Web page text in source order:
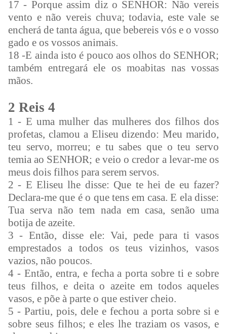
17 - Porque assim diz o SENHOR: Não vereis
vento e não vereis chuva; todavia, este vale se
encherá de tanta água, que bebereis vós e o vosso
gado e os vossos animais.
18 -E ainda isto é pouco aos olhos do SENHOR;
também entregará ele os moabitas nas vossas
mãos.
2 Reis 4
1 - E uma mulher das mulheres dos filhos dos
profetas, clamou a Eliseu dizendo: Meu marido,
teu servo, morreu; e tu sabes que o teu servo
temia ao SENHOR; e veio o credor a levar-me os
meus dois filhos para serem servos.
2 - E Eliseu lhe disse: Que te hei de eu fazer?
Declara-me que é o que tens em casa. E ela disse:
Tua serva não tem nada em casa, senão uma
botija de azeite.
3 - Então, disse ele: Vai, pede para ti vasos
emprestados a todos os teus vizinhos, vasos
vazios, não poucos.
4 - Então, entra, e fecha a porta sobre ti e sobre
teus filhos, e deita o azeite em todos aqueles
vasos, e põe à parte o que estiver cheio.
5 - Partiu, pois, dele e fechou a porta sobre si e
sobre seus filhos; e eles lhe traziam os vasos, e